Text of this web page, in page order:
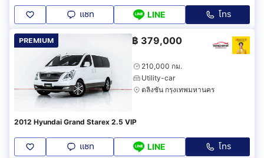
แชท LINE โทร
PREMIUM ฿ 379,000
210,000 กม.
Utility-car
ตลิ่งชัน กรุงเทพมหานคร
2012 Hyundai Grand Starex 2.5 VIP
แชท LINE โทร